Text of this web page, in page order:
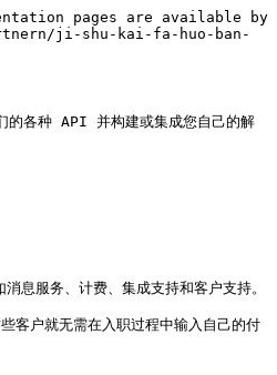
pages are available by
ji-shu-kai-fa-huo-ban-
各种 API 并构建或集成您自己的解
务、计费、集成支持和客户支持。
就无需在入职过程中输入自己的付